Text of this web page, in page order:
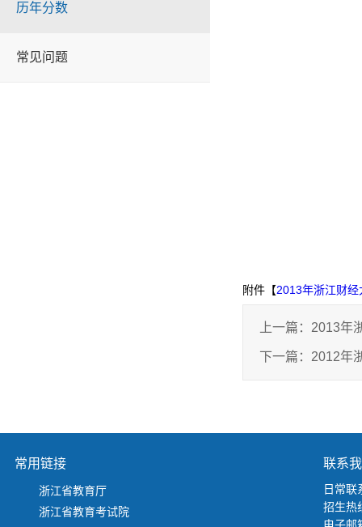
历年分数
常见问题
附件【2013年浙江财
上一篇： 2013年
下一篇： 2012年
常用链接
浙江省教育厅
浙江省教育考试院
联系
日常联
招生热